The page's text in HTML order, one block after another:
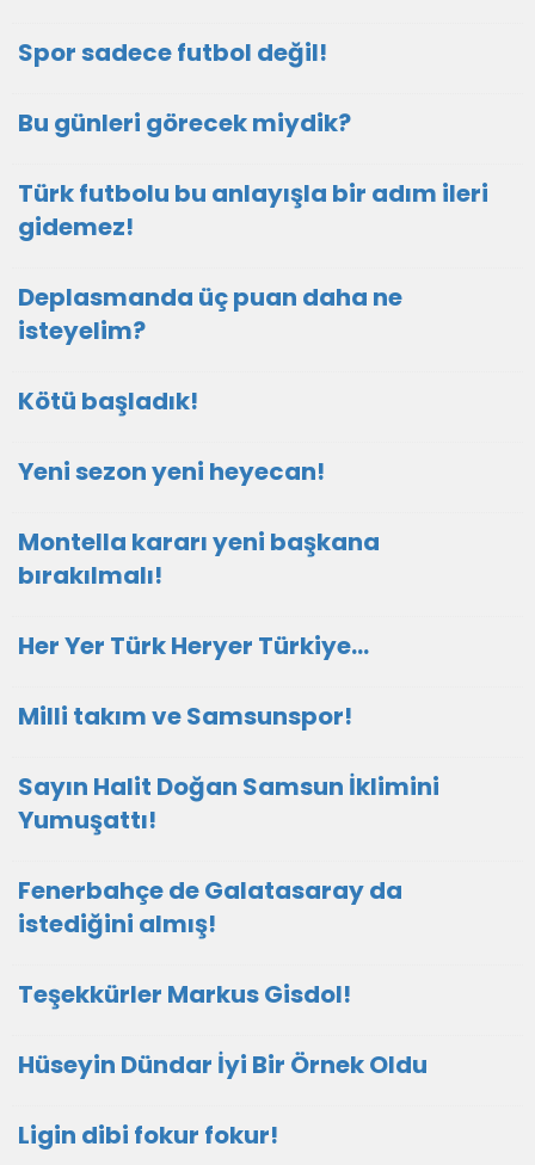
Spor sadece futbol değil!
Bu günleri görecek miydik?
Türk futbolu bu anlayışla bir adım ileri
gidemez!
Deplasmanda üç puan daha ne
isteyelim?
Kötü başladık!
Yeni sezon yeni heyecan!
Montella kararı yeni başkana
bırakılmalı!
Her Yer Türk Heryer Türkiye…
Milli takım ve Samsunspor!
Sayın Halit Doğan Samsun İklimini
Yumuşattı!
Fenerbahçe de Galatasaray da
istediğini almış!
Teşekkürler Markus Gisdol!
Hüseyin Dündar İyi Bir Örnek Oldu
Ligin dibi fokur fokur!